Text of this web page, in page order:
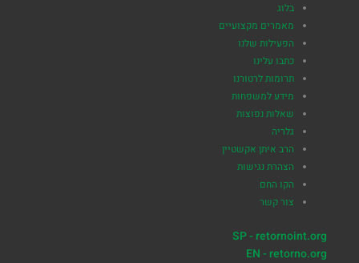
בלוג
מאמרים מקצועיים
הפעילות שלנו
כתבו עלינו
תרומות לרטורנו
מידע למשפחות
שאלות נפוצות
גלריה
הרב איתן אקשטיין
הצהרת נגישות
הקו החם
צור קשר
SP - retornoint.org
EN - retorno.org